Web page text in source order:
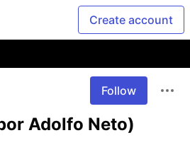
Create account
Follow
Adolfo Neto)